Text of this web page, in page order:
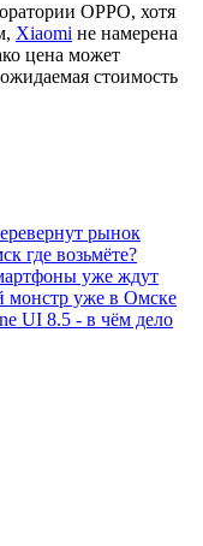
OPPO, хотя
Xiaomi не намерена
цена может
стоимость
рынок
где возьмёте?
уже ждут
монстр уже в Омске
UI 8.5 - в чём дело